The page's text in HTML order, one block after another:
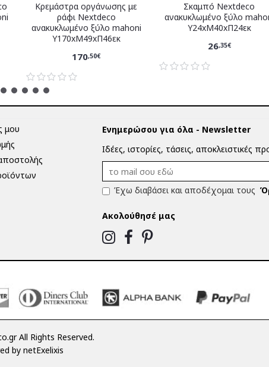
Κρεμάστρα οργάνωσης με
ράφι Nextdeco
ανακυκλωμένο ξύλο mahoni
Υ170xM49xΠ46εκ
170,50€
Σκαμπό Nextdeco
ανακυκλωμένο ξύλο
Υ24xM40xΠ24εκ
26,35€
μου
Ενημερώσου για όλα - Newsletter
Ιδέες, ιστορίες, τάσεις, αποκλειστικές
Έχω διαβάσει και αποδέχομαι τους
Ακολούθησέ μας
All Rights Reserved.
bynetExelixis